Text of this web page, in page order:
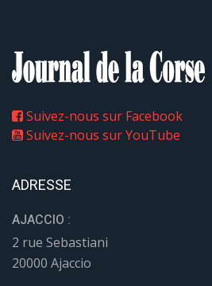
Suivez-nous sur Facebook
Suivez-nous sur YouTube
ADRESSE
AJACCIO :
2 rue Sebastiani
20000 Ajaccio